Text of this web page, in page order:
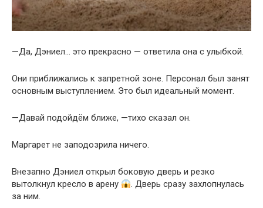
—Да, Дэниел… это прекрасно — ответила она с улыбкой.
Они приближались к запретной зоне. Персонал был занят
основным выступлением. Это был идеальный момент.
—Давай подойдём ближе, —тихо сказал он.
Маргарет не заподозрила ничего.
Внезапно Дэниел открыл боковую дверь и резко
вытолкнул кресло в арену
. Дверь сразу захлопнулась
за ним.